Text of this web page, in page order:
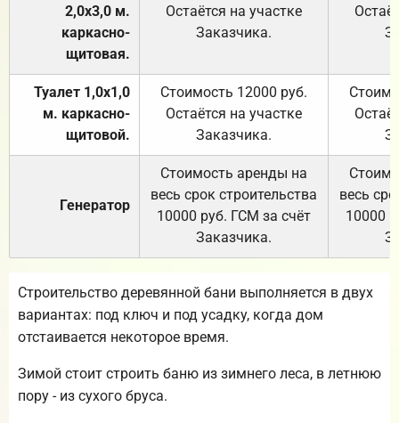
2,0х3,0 м.
каркасно-
щитовая.
Остаётся на участке
Заказчика.
Туалет 1,0х1,0
м. каркасно-
щитовой.
Стоимость 12000 руб.
Остаётся на участке
Заказчика.
Генератор
Стоимость аренды на
весь срок строительства
10000 руб. ГСМ за счёт
Заказчика.
весь
10000
Строительство деревянной бани выполняется в двух
вариантах: под ключ и под усадку, когда дом
отстаивается некоторое время.
Зимой стоит строить баню из зимнего леса, в летнюю
пору - из сухого бруса.